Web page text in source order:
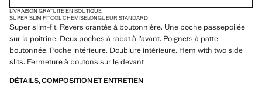
LIVRAISON GRATUITE EN BOUTIQUE
SUPER SLIM FITCOL CHEMISELONGUEUR STANDARD
Super slim-fit. Revers crantés à boutonnière. Une poche passepoilée
sur la poitrine. Deux poches à rabat à l’avant. Poignets à patte
boutonnée. Poche intérieure. Doublure intérieure. Hem with two side
slits. Fermeture à boutons sur le devant
DÉTAILS, COMPOSITION ET ENTRETIEN